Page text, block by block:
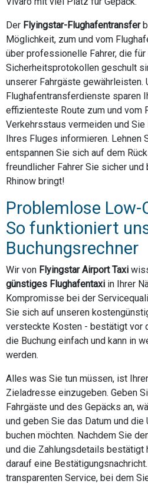
Der Flyingstar-Flughafentransfer
Möglichkeit, zum und vom
über professionelle Fahrer, die für
Sicherheitsprotokollen geschult
unserer Fahrgäste gewährleisten.
Flughafentransferdienste sparen
effizienteste Route zum und vom
Verkehrsstaus vermeiden und
Ihres Fluges informieren. Lehnen
entspannen Sie sich auf dem
freundlicher Fahrer Sie sicher
Rhinow bringt!
Problemlose Low-
So funktioniert
Buchungsrechner
Wir von Flyingstar Airport Taxi
günstiges Flughafentaxi in Ihrer
Kompromisse bei der
Sie sich auf unseren
versteckte Kosten - bestätigt vor
die Buchung einfach und kann in
werden.
Alles was Sie tun müssen, ist
Zieladresse einzugeben. Geben
Fahrgäste und des Gepäcks an,
und geben Sie das Datum und die
buchen möchten. Nachdem Sie
und die Zahlungsdetails bestätigt
darauf eine
transparenten Service, bei dem